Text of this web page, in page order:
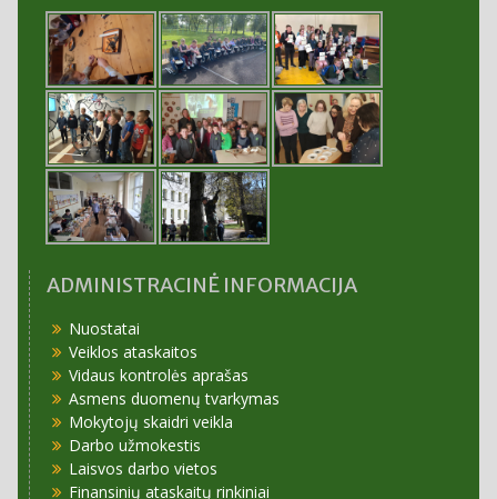
ADMINISTRACINĖ INFORMACIJA
Nuostatai
Veiklos ataskaitos
Vidaus kontrolės aprašas
Asmens duomenų tvarkymas
Mokytojų skaidri veikla
Darbo užmokestis
Laisvos darbo vietos
Finansinių ataskaitų rinkiniai